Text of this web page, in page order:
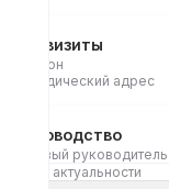
Реквизиты
Регион
Юридический адрес
Руководство
Первый руководитель
Дата актуальности